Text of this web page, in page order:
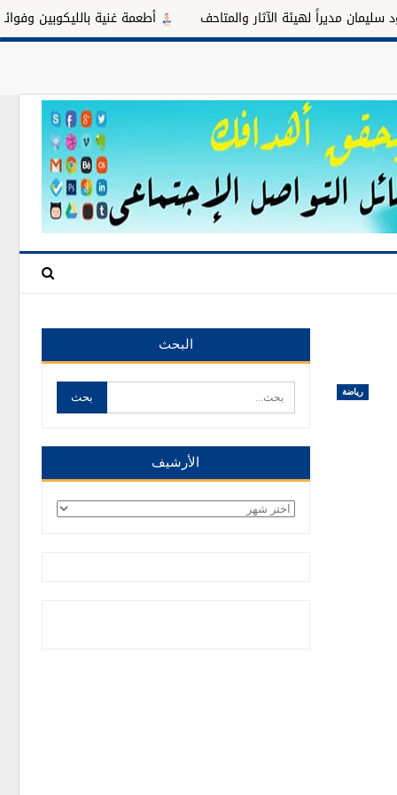
لهيئة الآثار والمتاحف أطعمة غنية بالليكوبين وفوائدها
رياضة
البحث
الأرشيف
الأرشيف